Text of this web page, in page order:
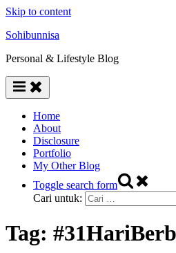
Skip to content
Sohibunnisa
Personal & Lifestyle Blog
Home
About
Disclosure
Portfolio
My Other Blog
Toggle search form
Cari untuk:
Tag: